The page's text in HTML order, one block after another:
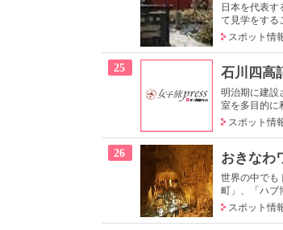
日本を代表
て見学をする
スポット情
25 石川四高
明治期に建設
室を多目的に
スポット情
26 おきなわ
世界の中でも
町」、「ハブ
スポット情